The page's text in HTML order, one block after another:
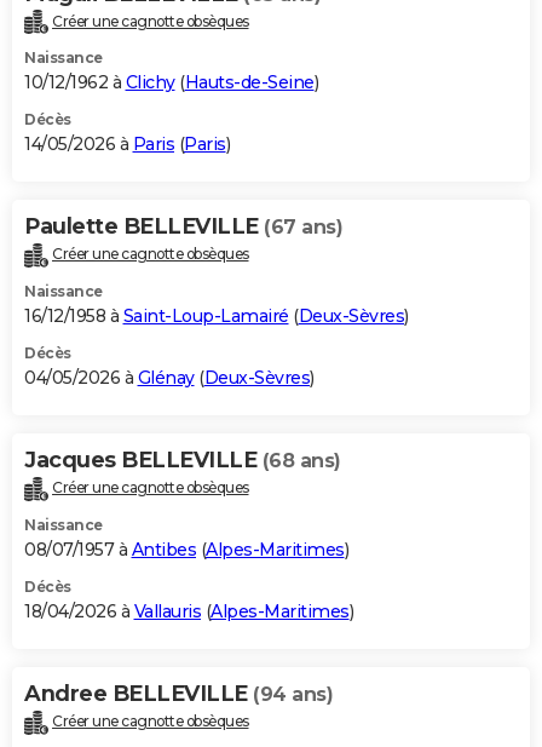
Créer une cagnotte obsèques
Naissance
10/12/1962 à Clichy(Hauts-de-Seine)
Décès
14/05/2026 à Paris (Paris)
Paulette BELLEVILLE (67 ans)
Créer une cagnotte obsèques
Naissance
16/12/1958 à Saint-Loup-Lamairé (Deux-Sèvres)
Décès
04/05/2026 à Glénay(Deux-Sèvres)
Jacques BELLEVILLE (68 ans)
Créer une cagnotte obsèques
Naissance
08/07/1957 à Antibes (Alpes-Maritimes)
Décès
18/04/2026 à Vallauris (Alpes-Maritimes)
Andree BELLEVILLE (94 ans)
Créer une cagnotte obsèques